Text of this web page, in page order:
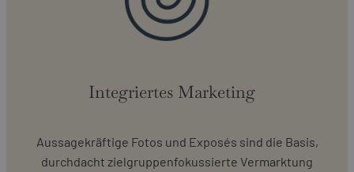
Integriertes Marketing
Aussagekräftige Fotos und Exposés sind die Basis,
durchdacht zielgruppenfokussierte Vermarktung